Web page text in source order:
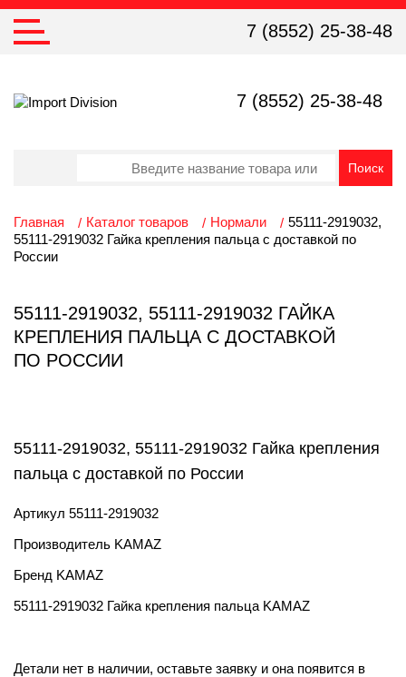
7 (8552) 25-38-48
7 (8552) 25-38-48
Главная Каталог товаров Нормали
55111-2919032,
55111-2919032 Гайка крепления пальца с доставкой по
России
55111-2919032, 55111-2919032 ГАЙКА
КРЕПЛЕНИЯ ПАЛЬЦА С ДОСТАВКОЙ
ПО РОССИИ
55111-2919032, 55111-2919032 Гайка крепления
пальца с доставкой по России
Артикул 55111-2919032
Производитель KAMAZ
Бренд KAMAZ
55111-2919032 Гайка крепления пальца KAMAZ
Детали нет в наличии, оставьте заявку и она появится в